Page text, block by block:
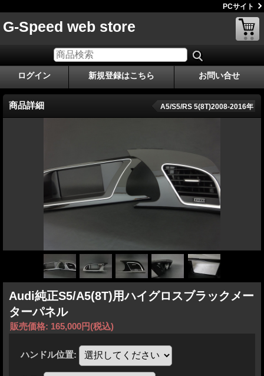
PCサイト
G-Speed web store
ログイン 新規登録はこちら お問い合せ
商品詳細 A5/S5/RS 5(8T)2008-2016年
Audi純正S5/A5(8T)用ハイグロスブラックメー
ターパネル
販売価格: 165,000円(税込)
ハンドル位置: